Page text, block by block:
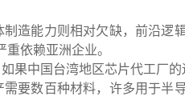
制造能力则相对欠缺，前沿逻
依赖亚洲企业。
果中国台湾地区芯片代工厂
需要数百种材料，许多用于半